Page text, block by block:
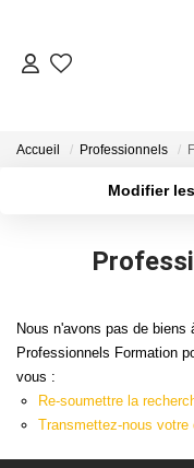
Accueil Professionnels
Modifier
Nous n'avons pas de biens
Professionnels Formation
vous :
Re-soumettre la
Transmettez-nous votre